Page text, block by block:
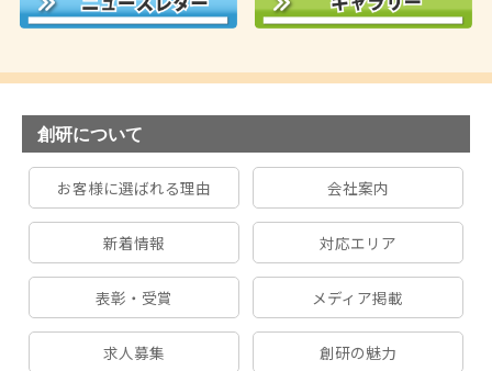
創研について
お客様に選ばれる理由 会社案内
新着情報 対応エリア
表彰・受賞 メディア掲載
求人募集 創研の魅力